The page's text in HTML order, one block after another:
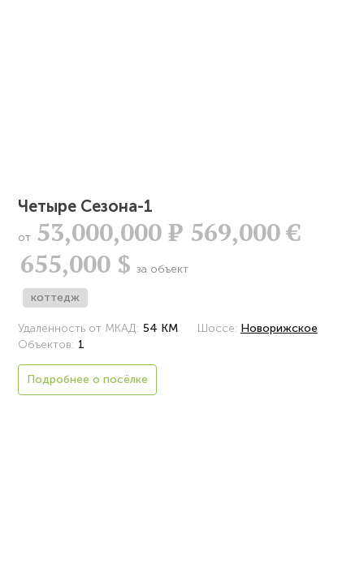
Четыре Сезона-1
от 53,000,000Р 569,000 €
655,000 $ за объект
коттедж
Удаленность от МКАД: 54 КМ Шоссе: Новорижское
Объектов: 1
Подробнее о посёлке